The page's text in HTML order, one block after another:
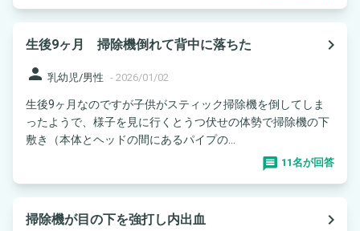
生後9ヶ月 掃除機倒れて背中に落ちた
navigate_next
person 乳幼児/男性 - 2026/01/02
生後9ヶ月なのですが子供がスティック掃除機を倒してしま
ったようで、様子を見に行くとうつ伏せの体勢で掃除機の下
敷き（本体とヘッドの間にあるパイプの...
11名が回答
掃除機が目の下を強打し内出血
navigate_next